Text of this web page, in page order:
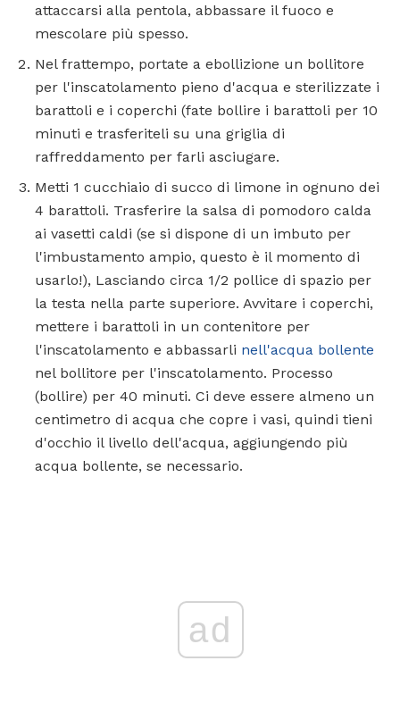
attaccarsi alla pentola, abbassare il fuoco e
mescolare più spesso.
Nel frattempo, portate a ebollizione un bollitore
per l'inscatolamento pieno d'acqua e sterilizzate i
barattoli e i coperchi (fate bollire i barattoli per 10
minuti e trasferiteli su una griglia di
raffreddamento per farli asciugare.
Metti 1 cucchiaio di succo di limone in ognuno dei
4 barattoli. Trasferire la salsa di pomodoro calda
ai vasetti caldi (se si dispone di un imbuto per
l'imbustamento ampio, questo è il momento di
usarlo!), Lasciando circa 1/2 pollice di spazio per
la testa nella parte superiore. Avvitare i coperchi,
mettere i barattoli in un contenitore per
l'inscatolamento e abbassarli nell'acqua bollente
nel bollitore per l'inscatolamento. Processo
(bollire) per 40 minuti. Ci deve essere almeno un
centimetro di acqua che copre i vasi, quindi tieni
d'occhio il livello dell'acqua, aggiungendo più
acqua bollente, se necessario.
ad